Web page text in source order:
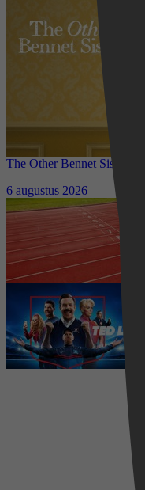
The Other Bennet Sister
kostuumdrama krijgt
6 augustus 2026